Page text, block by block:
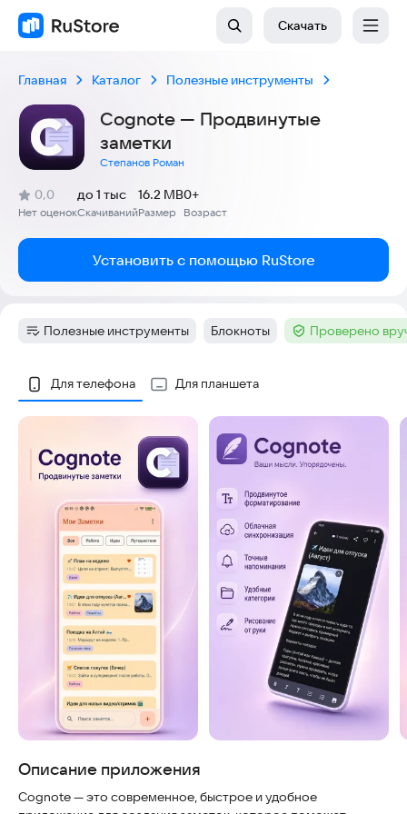
Скачать
Главная Каталог Полезные инструменты
Cognote — Продвинутые
заметки
Степанов Роман
Рейтинг:
0,0
(
Нет оценок
)
Скачиваний
до 1 тыс
Размер
16.2 MB
Возраст
0+
Установить с помощью RuStore
Категория:
Полезные инструменты Тег:
Блокноты Тег :Проверено
Скриншоты
Для телефона Для планшета
Описание приложения
Cognote — это современное, быстрое и удобное